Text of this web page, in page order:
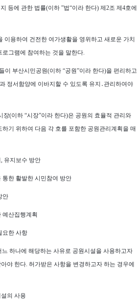
등에 관한 법률(이하 ”법“이라 한다) 제2조 제4호에
이용하여 건전한 여가생활을 영위하고 새로운 가치
그램에 참여하는 것을 말한다.
이 부산시민공원(이하 “공원”이라 한다)을 편리하고
정서함양에 이바지할 수 있도록 유지․관리하여야
(이하 “시장”이라 한다)은 공원의 효율적 관리와
기 위하여 다음 각 호를 포함한 공원관리계획을 매
유지보수 방안
통한 활발한 시민참여 방안
안
예산집행계획
요한 사항
하나에 해당하는 사유로 공원시설을 사용하고자
야 한다. 허가받은 사항을 변경하고자 하는 경우에
의 사용